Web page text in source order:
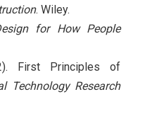
. Wiley.
for How People
First Principles of
Technology Research